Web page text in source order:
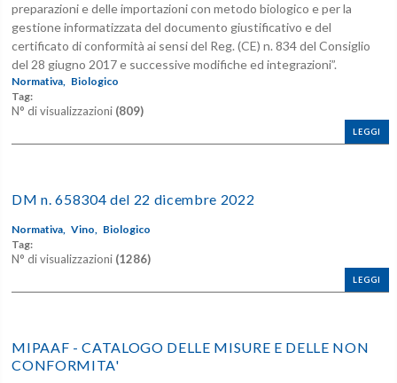
preparazioni e delle importazioni con metodo biologico e per la
gestione informatizzata del documento giustificativo e del
certificato di conformità ai sensi del Reg. (CE) n. 834 del Consiglio
del 28 giugno 2017 e successive modifiche ed integrazioni”.
Normativa, Biologico
Tag:
N° di visualizzazioni (809)
LEGGI
DM n. 658304 del 22 dicembre 2022
Normativa, Vino,
Biologico
Tag:
N° di visualizzazioni (1286)
LEGGI
MIPAAF - CATALOGO DELLE MISURE E DELLE NON
CONFORMITA'